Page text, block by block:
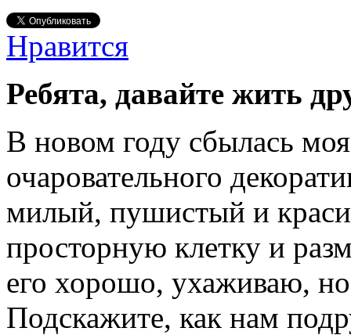
Нравится
Ребята, давайте жить
В новом году сбылась
очаровательного
милый, пушистый и
просторную клетку и
его хорошо, ухаживаю,
Подскажите, как нам